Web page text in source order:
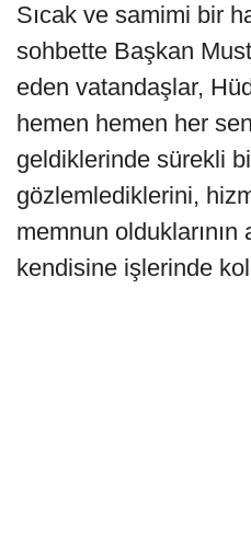
Sıcak ve samimi bir
sohbette Başkan
eden vatandaşlar,
hemen hemen her
geldiklerinde sürekli
gözlemlediklerini,
memnun olduklarının
kendisine işlerinde